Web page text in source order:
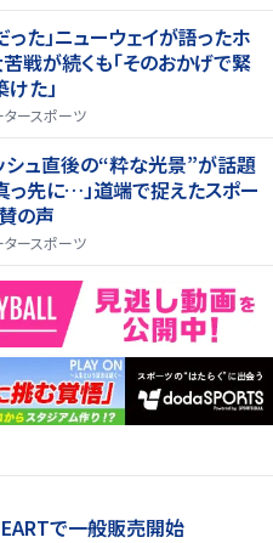
った」ニューウェイが語ったホ
戦が続くも「そのおかげで緊
た」
タースポーツ
シュ直後の“粋な光景”が話題
っ先に…」道端で捉えたスポー
の声
タースポーツ
で一般販売開始